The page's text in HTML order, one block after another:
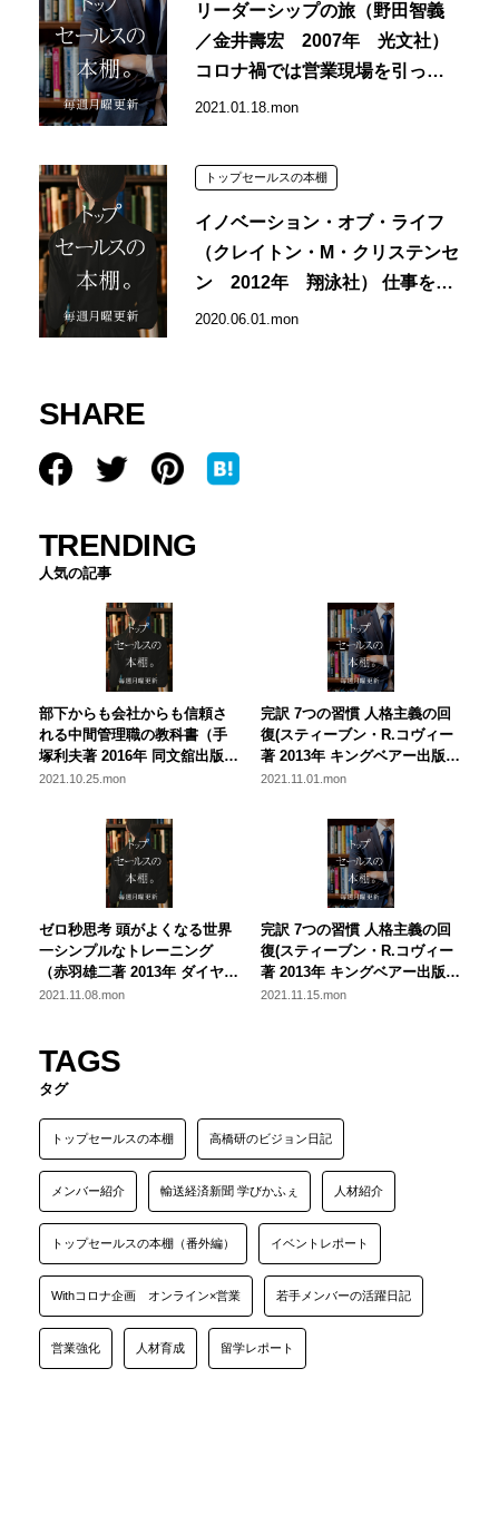
リーダーシップの旅（野田智義
／金井壽宏 2007年 光文社）
コロナ禍では営業現場を引っ張
るリーダーシップが必要不可欠
2021.01.18.mon
イノベーション・オブ・ライフ
（クレイトン・M・クリステンセ
ン 2012年 翔泳社） 仕事を通
して幸せを感じるためのヒント
2020.06.01.mon
トップセールスの本棚
SHARE
TRENDING
人気の記事
部下からも会社からも信頼さ
れる中間管理職の教科書（手
塚利夫著 2016年 同文舘出版）
今、立ち返りたい部下との関
2021.10.25.mon
完訳 7つの習慣 人格主義の回
復(スティーブン・R.コヴィー
著 2013年 キングベアー出版)
【全４回】名著：７つの習慣
に大切なこと ～第二回～
2021.11.01.mon
ゼロ秒思考 頭がよくなる世界
一シンプルなトレーニング
（赤羽雄二著 2013年 ダイヤモ
ンド社）即座に動く営業組織
2021.11.08.mon
完訳 7つの習慣 人格主義の回
復(スティーブン・R.コヴィー
著 2013年 キングベアー出版)
【全４回】名著：７つの習慣
2021.11.15.mon
TAGS
タグ
トップセールスの本棚 高橋研のビジョン日記
メンバー紹介 輸送経済新聞 学びかふぇ 人材紹介
トップセールスの本棚（番外編） イベントレポート
Withコロナ企画 オンライン×営業 若手メンバーの活躍日記
営業強化 人材育成 留学レポート